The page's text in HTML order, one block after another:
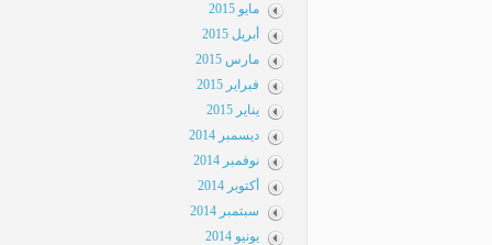
مايو 2015
أبريل 2015
مارس 2015
فبراير 2015
يناير 2015
ديسمبر 2014
نوفمبر 2014
أكتوبر 2014
سبتمبر 2014
يونيو 2014